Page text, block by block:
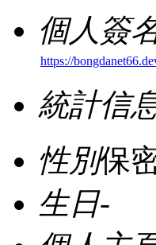
個人簽
https://
統計信
性別保
生日-